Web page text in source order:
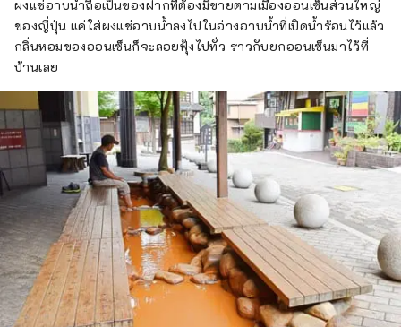
ผงแช่อาบน้ำถือเป็นของฝากที่ต้องมีขายตามเมืองออนเซ็นส่วนใหญ่
ของญี่ปุ่น แค่ใส่ผงแช่อาบน้ำลงไปในอ่างอาบน้ำที่เปิดน้ำร้อนไว้แล้ว
กลิ่นหอมของออนเซ็นก็จะลอยฟุ้งไปทั่ว ราวกับยกออนเซ็นมาไว้ที่
บ้านเลย